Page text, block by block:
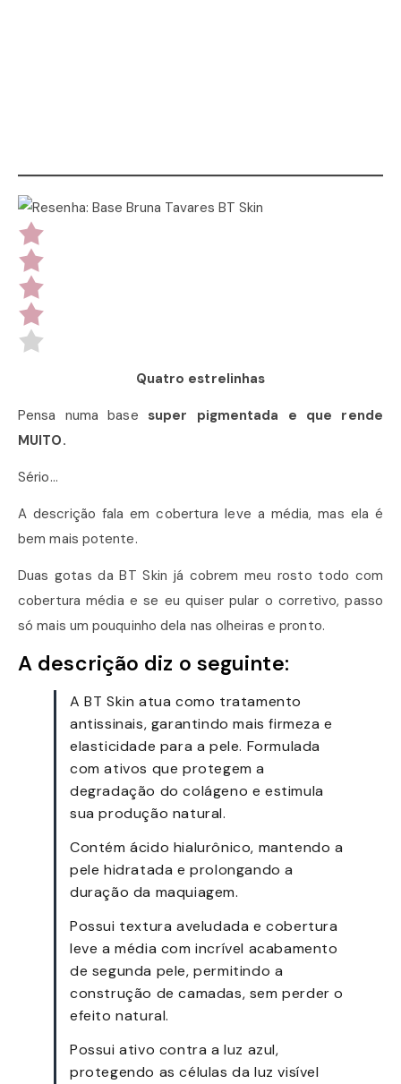
Quatro estrelinhas
Pensa numa base super pigmentada e que rende
MUITO.
Sério…
A descrição fala em cobertura leve a média, mas ela é
bem mais potente.
Duas gotas da BT Skin já cobrem meu rosto todo com
cobertura média e se eu quiser pular o corretivo, passo
só mais um pouquinho dela nas olheiras e pronto.
A descrição diz o seguinte:
A BT Skin atua como tratamento
antissinais, garantindo mais firmeza e
elasticidade para a pele. Formulada
com ativos que protegem a
degradação do colágeno e estimula
sua produção natural.
Contém ácido hialurônico, mantendo a
pele hidratada e prolongando a
duração da maquiagem.
Possui textura aveludada e cobertura
leve a média com incrível acabamento
de segunda pele, permitindo a
construção de camadas, sem perder o
efeito natural.
Possui ativo contra a luz azul,
protegendo as células da luz visível